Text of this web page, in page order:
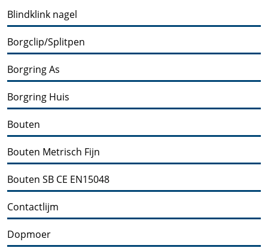
Blindklink nagel
Borgclip/Splitpen
Borgring As
Borgring Huis
Bouten
Bouten Metrisch Fijn
Bouten SB CE EN15048
Contactlijm
Dopmoer